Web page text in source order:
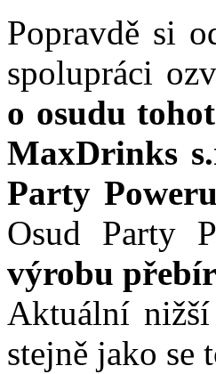
Popravdě si
spolupráci
o osudu
MaxDrinks
Party
Osud Party
výrobu
Aktuální nižší
stejně jako se